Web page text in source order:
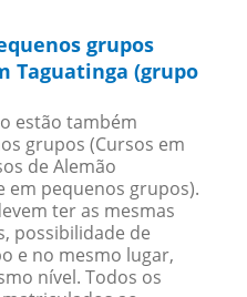
grupos
Taguatinga (grupo
estão também
grupos (Cursos em
de Alemão
em pequenos grupos).
ter as mesmas
possibilidade de
e no mesmo lugar,
nível. Todos os